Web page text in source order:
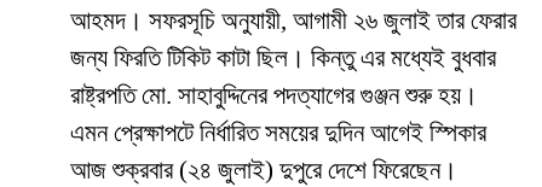
আহমদ। সফরসূচি অনুযায়ী, আগামী ২৬ জুলাই তার ফেরার
জন্য ফিরতি টিকিট কাটা ছিল। কিন্তু এর মধ্যেই বুধবার
রাষ্ট্রপতি মো. সাহাবুদ্দিনের পদত্যাগের গুঞ্জন শুরু হয়।
এমন প্রেক্ষাপটে নির্ধারিত সময়ের দুদিন আগেই স্পিকার
আজ শুক্রবার (২৪ জুলাই) দুপুরে দেশে ফিরেছেন।